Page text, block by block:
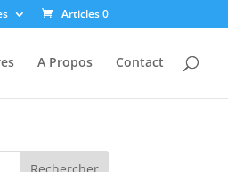
Articles 0
A Propos Contact